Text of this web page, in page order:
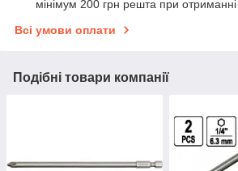
мінімум 200 грн решта при отриманні
Всі умови оплати
Подібні товари компанії